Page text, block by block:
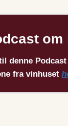
om
denne
fra vinhuset